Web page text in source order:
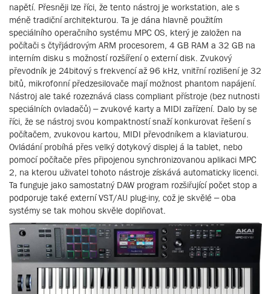
napětí. Přesněji lze říci, že tento nástroj je workstation, ale s
méně tradiční architekturou. Ta je dána hlavně použitím
speciálního operačního systému MPC OS, který je založen na
počítači s čtyřjádrovým ARM procesorem, 4 GB RAM a 32 GB na
interním disku s možností rozšíření o externí disk. Zvukový
převodník je 24bitový s frekvencí až 96 kHz, vnitřní rozlišení je 32
bitů, mikrofonní předzesilovače mají možnost phantom napájení.
Nástroj ale také rozeznává class compliant přístroje (bez nutnosti
speciálních ovladačů) – zvukové karty a MIDI zařízení. Dalo by se
říci, že se nástroj svou kompaktností snaží konkurovat řešení s
počítačem, zvukovou kartou, MIDI převodníkem a klaviaturou.
Ovládání probíhá přes velký dotykový displej á la tablet, nebo
pomocí počítače přes připojenou synchronizovanou aplikaci MPC
2, na kterou uživatel tohoto nástroje získává automaticky licenci.
Ta funguje jako samostatný DAW program rozšiřující počet stop a
podporuje také externí VST/AU plug-iny, což je skvělé – oba
systémy se tak mohou skvěle doplňovat.